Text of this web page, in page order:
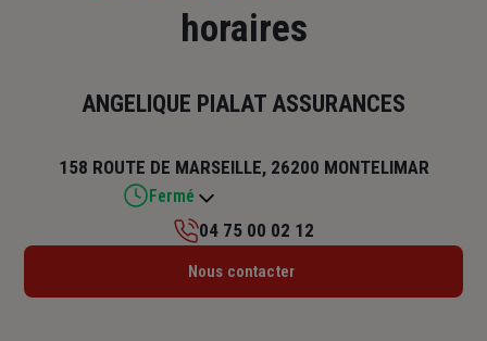
horaires
ANGELIQUE PIALAT ASSURANCES
158 ROUTE DE MARSEILLE, 26200 MONTELIMAR
Fermé
Lundi : 14h – 18h
04 75 00 02 12
Nous contacter